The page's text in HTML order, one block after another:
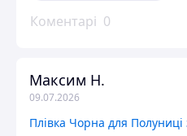
Коментарі 0
Максим Н.
09.07.2026